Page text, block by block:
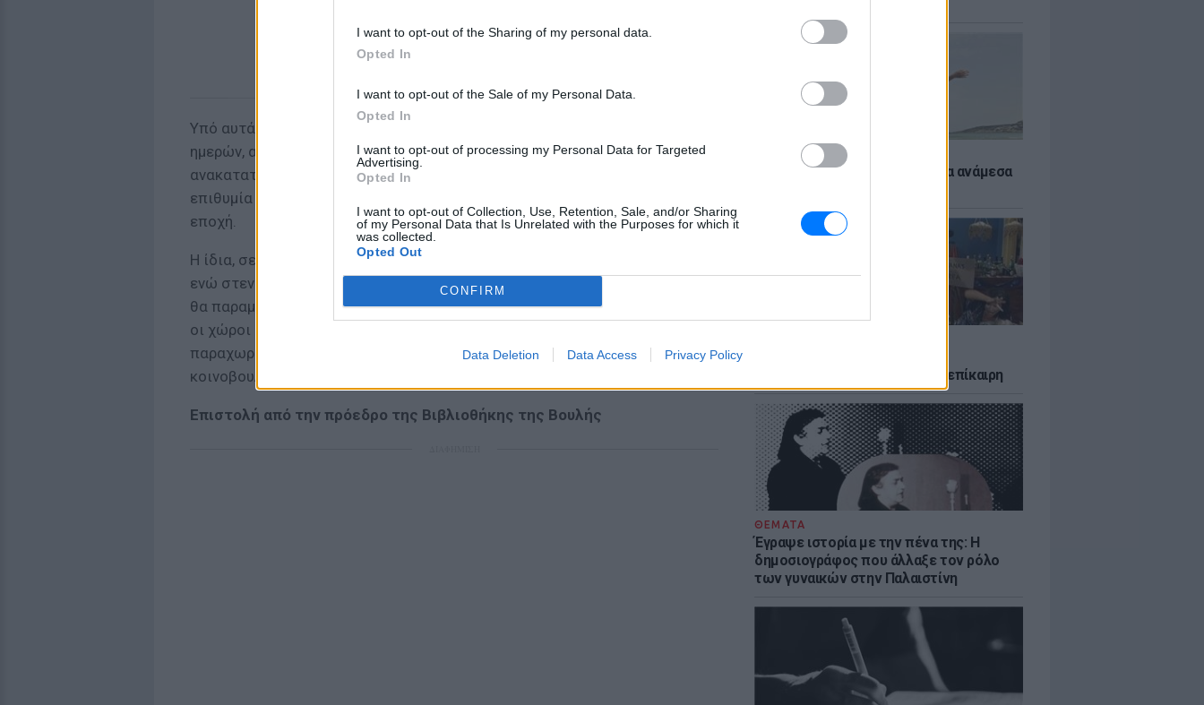
I want to opt-out of the Sharing of my personal data.
Opted In
I want to opt-out of the Sale of my Personal Data.
Opted In
I want to opt-out of processing my Personal Data for Targeted
Advertising.
Opted In
I want to opt-out of Collection, Use, Retention, Sale, and/or Sharing
of my Personal Data that Is Unrelated with the Purposes for which it
was collected.
Opted Out
CONFIRM
Data Deletion Data Access Privacy Policy
Πώς να αποφύγεις το σύγκαμα ανάμεσα
νεοπλουτισμό και παραμένει επίκαιρη
ΘΕΜΑΤΑ
Έγραψε ιστορία με την πένα της: Η
δημοσιογράφος που άλλαξε τον ρόλο
των γυναικών στην Παλαιστίνη
Υπό αυτά τα δεδομένα, προκάλεσαν έκπληξη δημοσιεύματα προ δέκα
ημερών, αλλά και πρόσφατα, που εκτιμούσαν πως πίσω από... χωροταξικές
ανακατατάξεις στο δεύτερο όροφο της Βουλής κρύβεται η ίδια και η
επιθυμία της να «καπαρώσει» προνομιακό γραφείο για τη μετά προεδρική
εποχή.
Η ίδια, σε σχόλιό της στο Twitter χαρακτήρισε τα δημοσιεύματα «ψέμα»,
ενώ στενοί της συνεργάτες υποστηρίζουν ότι η κυρία Κωνσταντοπούλου
θα παραμείνει συνεπής σε όσα υποστηρίζει, αλλά και στην άποψή της ότι
οι χώροι του Κοινοβουλίου πρέπει να «απελευθερωθούν» και να
παραχωρηθούν για την εξυπηρέτηση των βουλευτών και του
κοινοβουλευτικού έργου.
Επιστολή από την πρόεδρο της Βιβλιοθήκης της Βουλής